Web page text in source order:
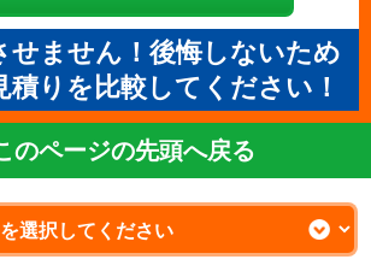
せません！後悔しないため
積りを比較してください！
のページの先頭へ戻る